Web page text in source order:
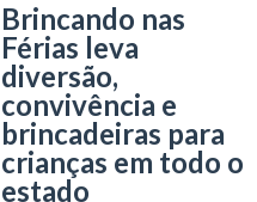
Brincando nas
Férias leva
diversão,
convivência e
brincadeiras para
crianças em todo o
estado